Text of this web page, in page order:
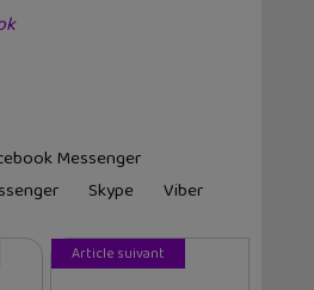
Messenger
Skype Viber
Article suivant